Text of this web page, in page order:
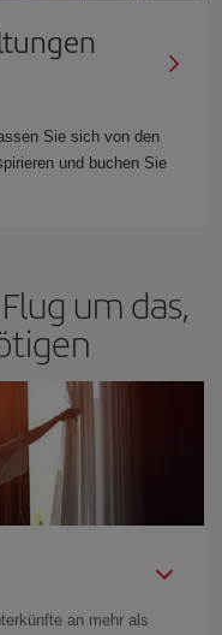
Sie sich von den
und buchen Sie
um das,
an mehr als